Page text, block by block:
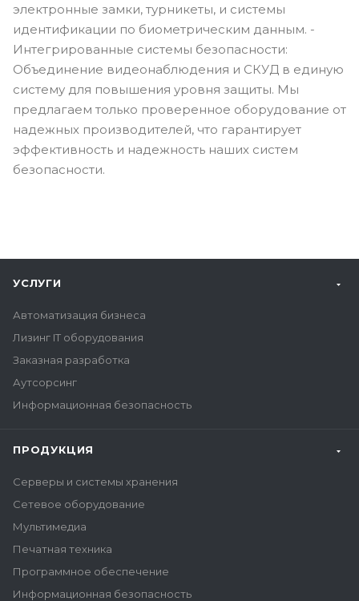
электронные замки, турникеты, и системы
идентификации по биометрическим данным. -
Интегрированные системы безопасности:
Объединение видеонаблюдения и СКУД в единую
систему для повышения уровня защиты. Мы
предлагаем только проверенное оборудование от
надежных производителей, что гарантирует
эффективность и надежность наших систем
безопасности.
УСЛУГИ
Автоматизация бизнеса
Лизинг IT оборудования
Заказная разработка
Аутсорсинг
Информационная безопасность
ПРОДУКЦИЯ
Серверы и системы хранения
Сетевое оборудование
Мультимедиа
Печатная техника
Программное обеспечение
Информационная безопасность